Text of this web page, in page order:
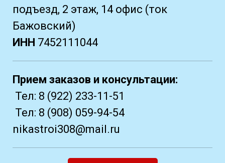
подъезд, 2 этаж, 14 офис (ток
Бажовский)
ИНН 7452111044
Прием заказов и консультации:
Тел: 8 (922) 233-11-51
Тел: 8 (908) 059-94-54
nikastroi308@mail.ru